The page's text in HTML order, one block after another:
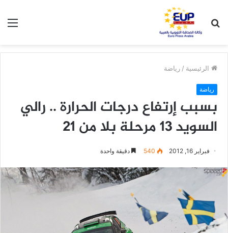
عن
الرئيسية / رياضة
رياضة
بسبب إرتفاع درجات الحرارة .. رالي
السويد 13 مرحلة بلا من 21
فبراير 16, 2012 540 دقيقة واحدة